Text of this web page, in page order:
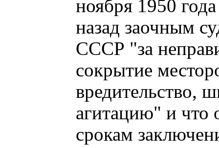
ноября 1950
назад заочным
СССР "за
сокрытие
вредительство,
агитацию" и что
срокам